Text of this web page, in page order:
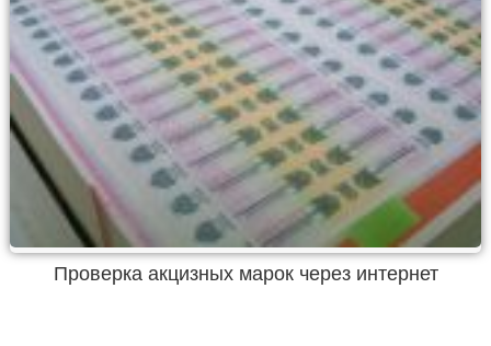
Проверка акцизных марок через интернет